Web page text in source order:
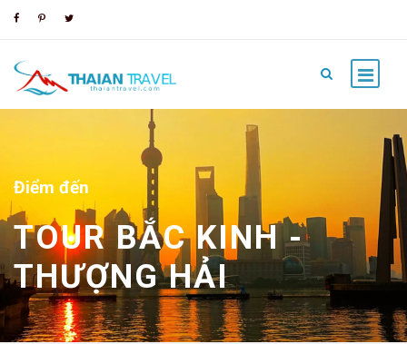
Điểm đến
TOUR BẮC KINH -
THƯỢNG HẢI